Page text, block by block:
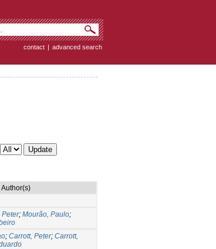
contact | advanced search
Author(s)
Peter; Mourão, Paulo;
; Carrott, Peter; Carrott,